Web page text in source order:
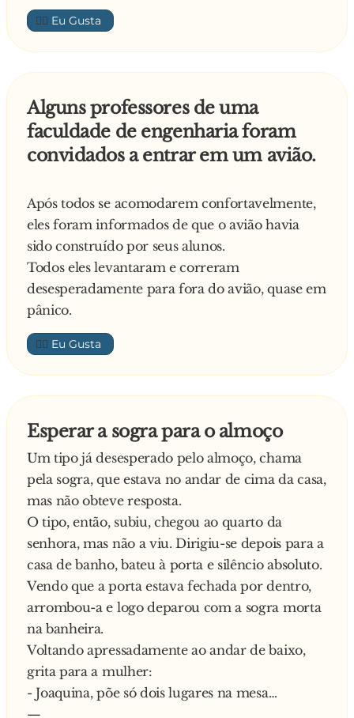
petiscar alguma coisa e os ratos tinham comido
tudo. Para alegrar-lhe a vida, a mulher avisou-o
que a sogra ia passar o Natal com eles.
No meio do desespero, tocam-lhe à porta. Com
cara no chão, começando logo a sangrar. Abre a
porta e aparece-lhe um anjinho dizendo com
uma voz angelical:
nesta quadra tão feliz, cheia de paz e amor.
Trago-te aqui esta Árvore de Natal. Onde é que
queres que a meta?
👍🏼
Alguns professores de uma
faculdade de engenharia foram
convidados a entrar em um avião.
Após todos se acomodarem confortavelmente,
eles foram informados de que o avião havia
sido construído por seus alunos.
Todos eles levantaram e correram
desesperadamente para fora do avião, quase em
pânico.
👍🏼
Esperar a sogra para o almoço
Um tipo já desesperado pelo almoço, chama
pela sogra, que estava no andar de cima da casa,
mas não obteve resposta.
O tipo, então, subiu, chegou ao quarto da
senhora, mas não a viu. Dirigiu-se depois para a
casa de banho, bateu à porta e silêncio absoluto.
Vendo que a porta estava fechada por dentro,
arrombou-a e logo deparou com a sogra morta
na banheira.
Voltando apressadamente ao andar de baixo,
grita para a mulher:
- Joaquina, põe só dois lugares na mesa…
—